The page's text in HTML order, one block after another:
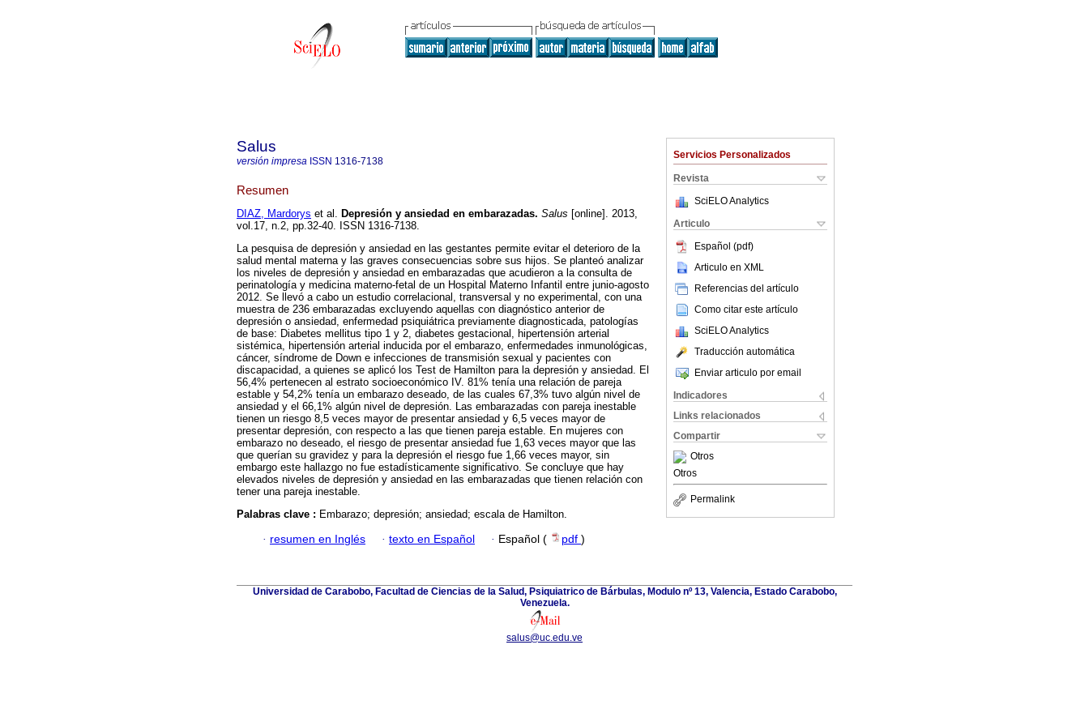
Servicios Personalizados
Revista
SciELO Analytics
Articulo
Español (pdf)
Articulo en XML
Referencias del artículo
Como citar este artículo
SciELO Analytics
Traducción automática
Enviar articulo por email
Indicadores
Links relacionados
Compartir
Otros
Otros
Permalink
Salus
versión impresa ISSN 1316-7138
Resumen
DIAZ, Mardorys et al. Depresión y ansiedad en embarazadas. Salus [online]. 2013,
vol.17, n.2, pp.32-40. ISSN 1316-7138.
La pesquisa de depresión y ansiedad en las gestantes permite evitar el deterioro de la
salud mental materna y las graves consecuencias sobre sus hijos. Se planteó analizar
los niveles de depresión y ansiedad en embarazadas que acudieron a la consulta de
perinatología y medicina materno-fetal de un Hospital Materno Infantil entre junio-agosto
2012. Se llevó a cabo un estudio correlacional, transversal y no experimental, con una
muestra de 236 embarazadas excluyendo aquellas con diagnóstico anterior de
depresión o ansiedad, enfermedad psiquiátrica previamente diagnosticada, patologías
de base: Diabetes mellitus tipo 1 y 2, diabetes gestacional, hipertensión arterial
sistémica, hipertensión arterial inducida por el embarazo, enfermedades inmunológicas,
cáncer, síndrome de Down e infecciones de transmisión sexual y pacientes con
discapacidad, a quienes se aplicó los Test de Hamilton para la depresión y ansiedad. El
56,4% pertenecen al estrato socioeconómico IV. 81% tenía una relación de pareja
estable y 54,2% tenía un embarazo deseado, de las cuales 67,3% tuvo algún nivel de
ansiedad y el 66,1% algún nivel de depresión. Las embarazadas con pareja inestable
tienen un riesgo 8,5 veces mayor de presentar ansiedad y 6,5 veces mayor de
presentar depresión, con respecto a las que tienen pareja estable. En mujeres con
embarazo no deseado, el riesgo de presentar ansiedad fue 1,63 veces mayor que las
que querían su gravidez y para la depresión el riesgo fue 1,66 veces mayor, sin
embargo este hallazgo no fue estadísticamente significativo. Se concluye que hay
elevados niveles de depresión y ansiedad en las embarazadas que tienen relación con
tener una pareja inestable.
Palabras clave : Embarazo; depresión; ansiedad; escala de Hamilton.
· resumen en Inglés · texto en Español · Español ( pdf )
Universidad de Carabobo, Facultad de Ciencias de la Salud, Psiquiatrico de Bárbulas, Modulo nº 13, Valencia, Estado Carabobo,
Venezuela.
salus@uc.edu.ve